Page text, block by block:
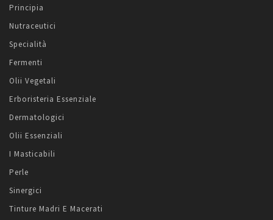
Principia
Nutraceutici
Specialità
Fermenti
Olii Vegetali
Erboristeria Essenziale
Dermatologici
Olii Essenziali
I Masticabili
Perle
Sinergici
Tinture Madri E Macerati